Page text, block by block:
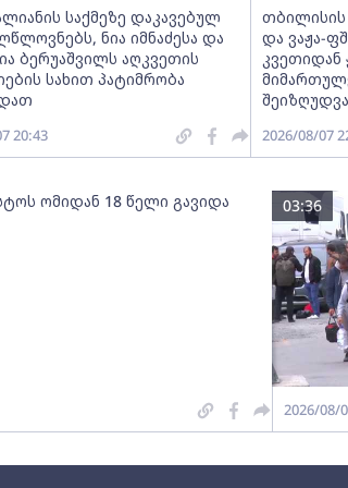
საქმეზე დაკავებულ
ნია იმნაძესა და
ბერუაშვილს აღკვეთის
სახით პატიმრობა
20:43
თბილისის
და ვაჟა-
კვეთიდან
2026/08/07
ომიდან 18 წელი გავიდა 03:36
2026/08/